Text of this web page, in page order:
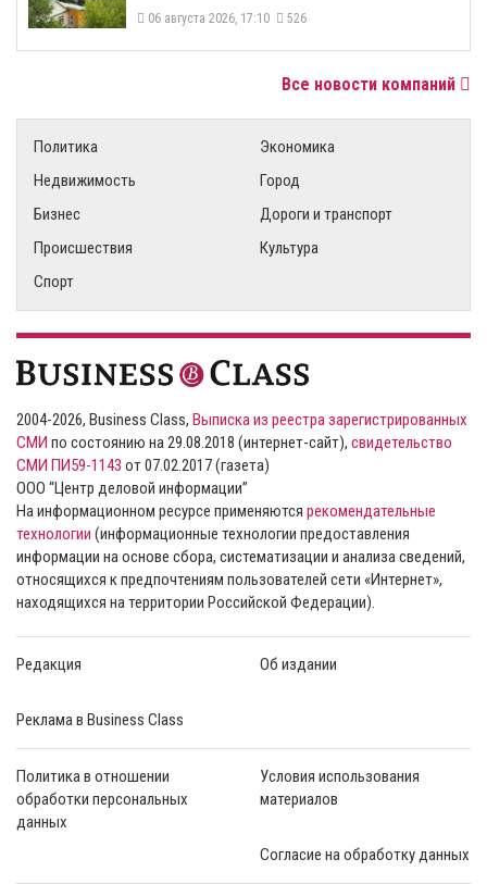
06 августа 2026, 17:10 526
Все новости компаний
Политика
Экономика
Недвижимость
Город
Бизнес
Дороги и транспорт
Происшествия
Культура
Спорт
2004-2026, Business Class, Выписка из реестра зарегистрированных
СМИ по состоянию на 29.08.2018 (интернет-сайт), свидетельство
СМИ ПИ59-1143 от 07.02.2017 (газета)
ООО “Центр деловой информации”
На информационном ресурсе применяются рекомендательные
технологии (информационные технологии предоставления
информации на основе сбора, систематизации и анализа сведений,
относящихся к предпочтениям пользователей сети «Интернет»,
находящихся на территории Российской Федерации).
Редакция Об издании
Реклама в Business Class
Политика в отношении
обработки персональных
данных
Условия использования
материалов
Согласие на обработку данных